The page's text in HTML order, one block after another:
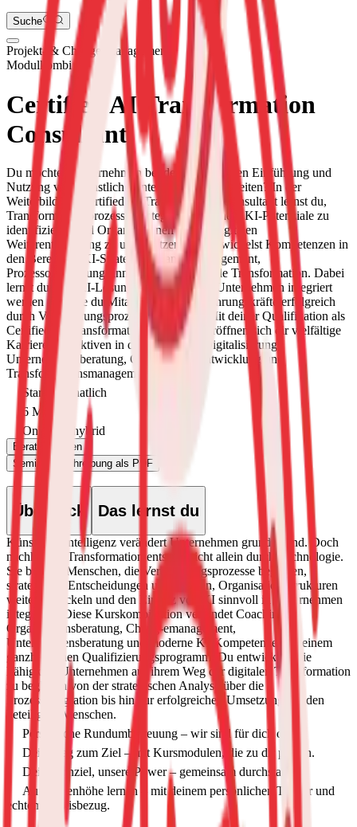
Suche
Projekt- & Change Management
Modulkombi
Certified AI Transformation
Consultant
Du möchtest Unternehmen bei der erfolgreichen Einführung und
Nutzung von Künstlicher Intelligenz (KI) begleiten? In der
Weiterbildung Certified AI Transformation Consultant lernst du,
Transformationsprozesse strategisch zu planen, KI-Potenziale zu
identifizieren und Organisationen bei der digitalen
Weiterentwicklung zu unterstützen. Du entwickelst Kompetenzen in
den Bereichen KI-Strategie, Change Management,
Prozessoptimierung, Innovation und digitale Transformation. Dabei
lernst du, wie KI-Lösungen nachhaltig in Unternehmen integriert
werden und wie du Mitarbeitende und Führungskräfte erfolgreich
durch Veränderungsprozesse begleitest. Mit deiner Qualifikation als
Certified AI Transformation Consultant eröffnen sich dir vielfältige
Karriereperspektiven in den Bereichen Digitalisierung,
Unternehmensberatung, Organisationsentwicklung und
Transformationsmanagement.
Startet monatlich
6 Monate
Online & hybrid
Beraten lassen
Seminarbeschreibung als PDF
Überblick Das lernst du
Künstliche Intelligenz verändert Unternehmen grundlegend. Doch
nachhaltige Transformation entsteht nicht allein durch Technologie.
Sie braucht Menschen, die Veränderungsprozesse begleiten,
strategische Entscheidungen unterstützen, Organisationsstrukturen
weiterentwickeln und den Einsatz von KI sinnvoll in Unternehmen
integrieren.
Diese Kurskombination verbindet Coaching,
Organisationsberatung, Chang-emanagement,
Unternehmensberatung und moderne KI-Kompetenzen zu einem
ganzheitlichen Qualifizierungsprogramm. Du entwickelst die
Fähigkeit, Unternehmen auf ihrem Weg der digitalen Transformation
zu begleiten von der strategischen Analyse über die
Prozessintegration bis hin zur erfolgreichen Umsetzung mit den
beteiligten Menschen.
Persönliche Rundumbetreuung – wir sind für dich da.
Dein Weg zum Ziel – mit Kursmodulen, die zu dir passen.
Dein Lernziel, unsere Power – gemeinsam durchstarten!
Auf Augenhöhe lernen – mit deinem persönlichen Trainer und
echtem Praxisbezug.